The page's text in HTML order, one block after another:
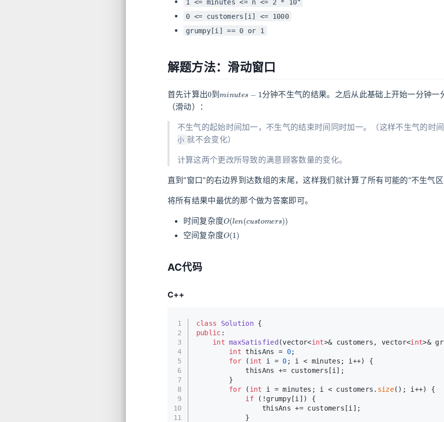
1 <= minutes <= n <= 2 * 10
0 <= customers[i] <= 1000
grumpy[i] == 0 or 1
解题方法：滑动窗口
首先计算出 到
分钟不生气的结果。之后从此基础上开始一分钟一
（滑动）：
不生气的起始时间加一，不生气的结束时间同时加一。（这样不生气的时
小 就不会变化）
计算这两个更改所导致的满意顾客数量的变化。
直到“窗口”的右边界到达数组的末尾，这样我们就计算了所有可能的“不生气区
将所有结果中最优的那个做为答案即可。
时间复杂度
空间复杂度
O (1)
AC代码
C++
1
2
3
4
5
6
7
8
9
10
11
class Solution {
public :
int maxSatisfied (vector<int>& customers, vector<int>&
int thisAns = 0;
for ( int i = 0 ; i < minutes; i++) {
            thisAns += customers[i];
        }
for ( int i = minutes; i < customers. size(); i++) {
if (!grumpy[i]) {
                thisAns += customers[i];
            }